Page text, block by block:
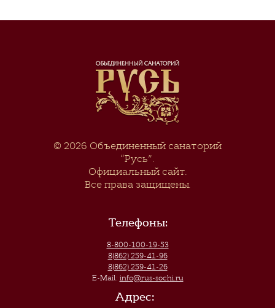
© 2026 Объединенный санаторий
“Русь”.
Официальный сайт.
Все права защищены.
Телефоны:
8-800-100-19-53
8(862) 259-41-96
8(862) 259-41-26
E-Mail: info@rus-sochi.ru
Адрес: